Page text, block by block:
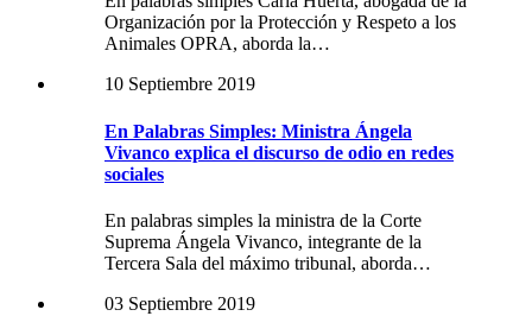
Organización por la Protección y Respeto a los
Animales OPRA, aborda la…
10 Septiembre 2019
En Palabras Simples: Ministra Ángela
Vivanco explica el discurso de odio en redes
sociales
En palabras simples la ministra de la Corte
Suprema Ángela Vivanco, integrante de la
Tercera Sala del máximo tribunal, aborda…
03 Septiembre 2019